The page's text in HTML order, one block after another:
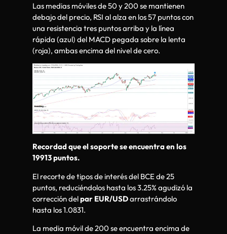
Las medias móviles de 50 y 200 se mantienen
debajo del precio, RSI al alza en los 57 puntos con
una resistencia tres puntos arriba y la línea
rápida (azul) del MACD pegada sobre la lenta
(roja), ambas encima del nivel de cero.
Recordad que el soporte se encuentra en los
19913 puntos.
El recorte de tipos de interés del BCE de 25
puntos, reduciéndolos hasta los 3.25% agudizó la
corrección delpar EUR/USDarrastrándolo
hasta los 1.0831.
La media móvil de 200 se encuentra encima de